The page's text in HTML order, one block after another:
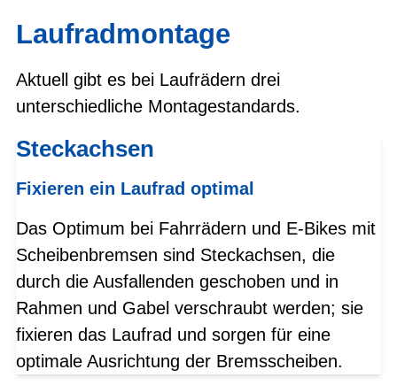
Laufradmontage
Aktuell gibt es bei Laufrädern drei
unterschiedliche Montagestandards.
Steckachsen
Fixieren ein Laufrad optimal
Das Optimum bei Fahrrädern und E-Bikes mit
Scheibenbremsen sind Steckachsen, die
durch die Ausfallenden geschoben und in
Rahmen und Gabel verschraubt werden; sie
fixieren das Laufrad und sorgen für eine
optimale Ausrichtung der Bremsscheiben.